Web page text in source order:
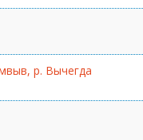
р. Вычегда